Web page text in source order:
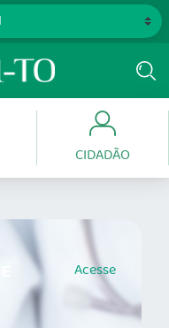
CIDADÃO
Acesse